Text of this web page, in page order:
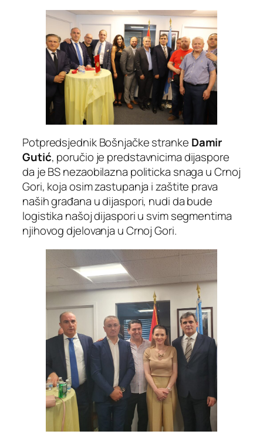
Potpredsjednik Bošnjačke stranke Damir
Gutić, poručio je predstavnicima dijaspore
da je BS nezaobilazna politicka snaga u Crnoj
Gori, koja osim zastupanja i zaštite prava
naših građana u dijaspori, nudi da bude
logistika našoj dijaspori u svim segmentima
njihovog djelovanja u Crnoj Gori.